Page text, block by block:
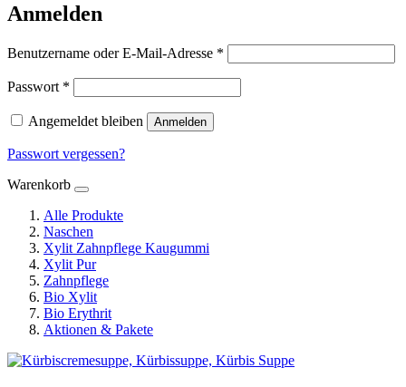
Anmelden
Benutzername oder E-Mail-Adresse *
Passwort *
Angemeldet bleiben Anmelden
Passwort vergessen?
Warenkorb
Alle Produkte
Naschen
Xylit Zahnpflege Kaugummi
Xylit Pur
Zahnpflege
Bio Xylit
Bio Erythrit
Aktionen & Pakete